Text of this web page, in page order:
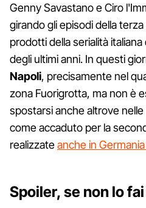
Genny Savastano e Ciro
girando gli episodi della
prodotti della serialità
degli ultimi anni. In questi
Napoli, precisamente nel
zona Fuorigrotta, ma non è
spostarsi anche altrove
come accaduto per la
realizzateanche in
Spoiler, se non lo